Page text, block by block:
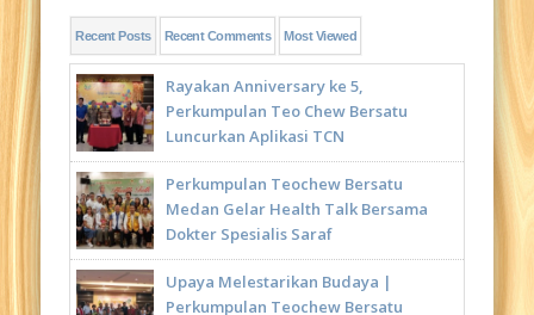
Recent Posts Recent Comments Most Viewed
Rayakan Anniversary ke 5,
Perkumpulan Teo Chew Bersatu
Luncurkan Aplikasi TCN
Perkumpulan Teochew Bersatu
Medan Gelar Health Talk Bersama
Dokter Spesialis Saraf
Upaya Melestarikan Budaya |
Perkumpulan Teochew Bersatu